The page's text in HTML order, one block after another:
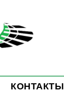
КОНТАКТЫ